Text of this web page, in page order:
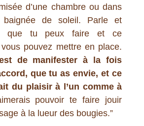
d’une chambre ou dans
baignée de soleil. Parle et
que tu peux faire et ce
vous pouvez mettre en place.
est de manifester à la fois
que tu as envie, et ce
du plaisir à l’un comme à
pouvoir te faire jouir
à la lueur des bougies.”